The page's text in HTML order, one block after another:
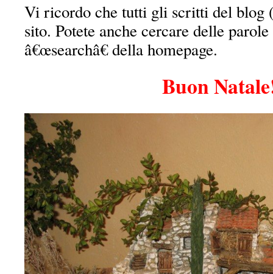
Vi ricordo che tutti gli scritti del blog
sito. Potete anche cercare delle
â€œsearchâ€ della homepage.
Buon